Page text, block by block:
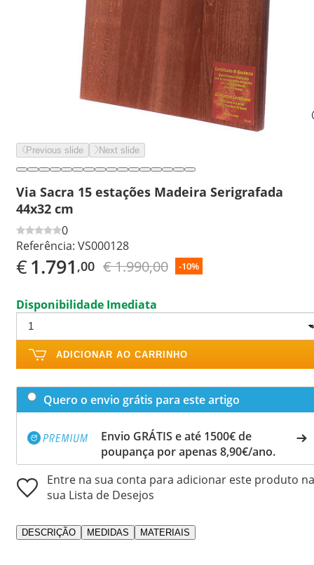
Previous slide Next slide
Via Sacra 15 estações Madeira Serigrafada
44x32 cm
0
Referência: VS000128
€1.791 ,00 € 1.990,00 -10%
Disponibilidade Imediata
ADICIONAR AO CARRINHO
Quero o envio grátis para este artigo
Envio GRÁTIS e até 1500€ de
poupança por apenas 8,90€/ano.
Entre na sua conta para adicionar este produto na
sua Lista de Desejos
DESCRIÇÃO MEDIDAS MATERIAIS